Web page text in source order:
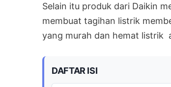
Selain itu produk dari Daikin
membuat tagihan listrik
yang murah dan hemat listrik
DAFTAR ISI